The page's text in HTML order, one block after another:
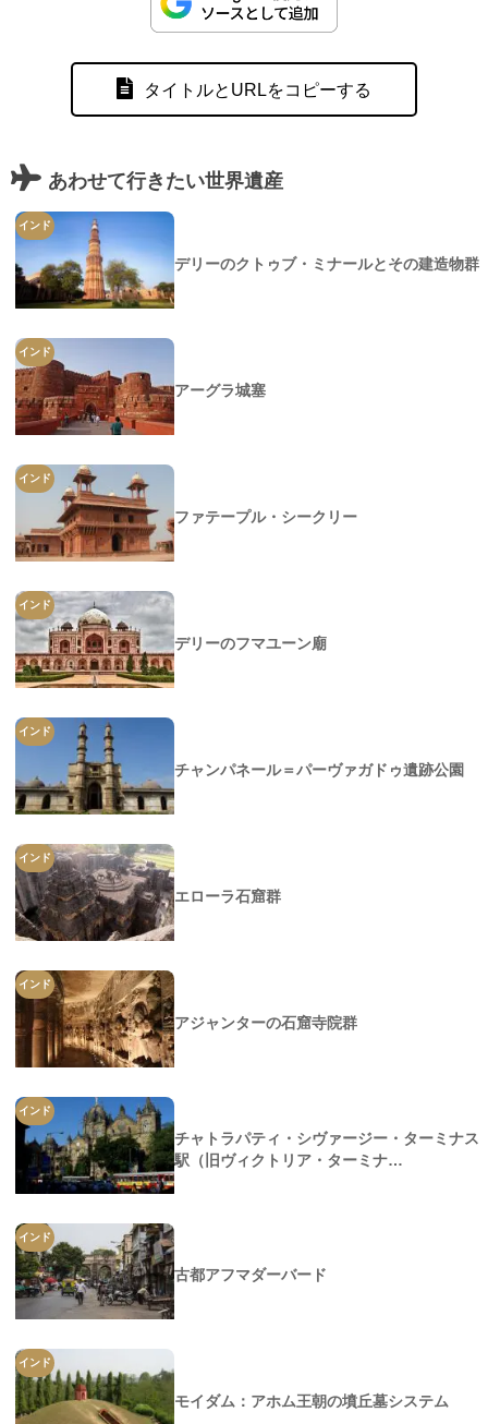
タイトルとURLをコピーする
あわせて行きたい世界遺産
インド
デリーのクトゥブ・ミナールとその建造物群
インド
アーグラ城塞
インド
ファテープル・シークリー
インド
デリーのフマユーン廟
インド
チャンパネール＝パーヴァガドゥ遺跡公園
インド
エローラ石窟群
インド
アジャンターの石窟寺院群
インド
チャトラパティ・シヴァージー・ターミナス
駅（旧ヴィクトリア・ターミナ…
インド
古都アフマダーバード
インド
モイダム：アホム王朝の墳丘墓システム